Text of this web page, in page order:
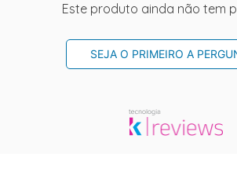
Este produto ainda não tem
SEJA O PRIMEIRO A